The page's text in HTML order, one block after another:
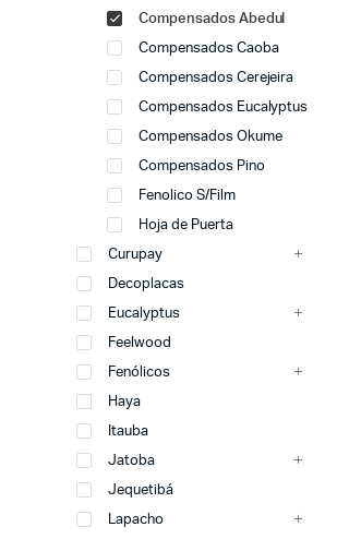
Compensados Abedul
Compensados Caoba
Compensados Cerejeira
Compensados Eucalyptus
Compensados Okume
Compensados Pino
Fenolico S/Film
Hoja de Puerta
Curupay
Decoplacas
Eucalyptus
Feelwood
Fenólicos
Haya
Itauba
Jatoba
Jequetibá
Lapacho